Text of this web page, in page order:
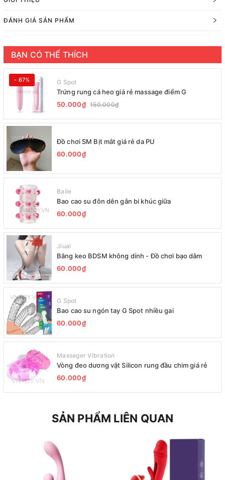
ĐÁNH GIÁ SẢN PHẨM
BẠN CÓ THỂ THÍCH
- 67% G Spot
Trứng rung cá heo giá rẻ massage điểm G
50.000₫ 150.000₫
Đồ chơi SM Bịt mắt giá rẻ da PU
60.000₫
Baile
Bao cao su đôn dên gắn bi khúc giữa
60.000₫
Jiuai
Băng keo BDSM không dính - Đồ chơi bạo dâm
60.000₫
G Spot
Bao cao su ngón tay G Spot nhiều gai
60.000₫
Massager Vibration
Vòng đeo dương vật Silicon rung đầu chim giá rẻ
60.000₫
SẢN PHẨM LIÊN QUAN